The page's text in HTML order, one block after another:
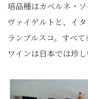
培品種はカベルネ・
ヴァイゲルトと、イ
ランブルスコ。すべ
ワインは日本では珍